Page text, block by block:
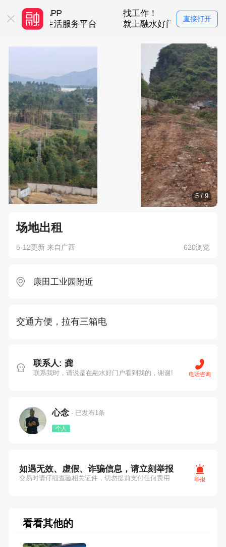
融水好门户APP
融水互联网生活服务平台
找工作！
就上融水好门
直接打开
5/9
场地出租
5-12更新 来自广西 620浏览
康田工业园附近
交通方便，拉有三箱电
联系人: 龚
联系我时，请说是在融水好门户看到我的，谢谢! 电话咨询
心念 · 已发布1条
个人
如遇无效、虚假、诈骗信息，请立刻举报
交易时请仔细查验相关证件，切勿提前支付任何费用 举报
看看其他的